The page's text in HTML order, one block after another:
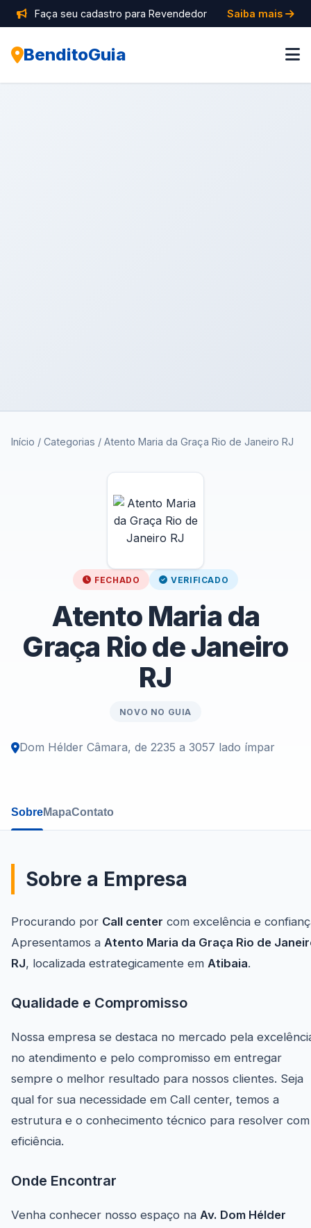
Faça seu cadastro para Revendedor Saiba mais
BenditoGuia
Início / Categorias / Atento Maria da Graça Rio de Janeiro RJ
FECHADO VERIFICADO
Atento Maria da
Graça Rio de Janeiro
RJ
NOVO NO GUIA
Dom Hélder Câmara, de 2235 a 3057 lado ímpar
SobreMapaContato
Sobre a Empresa
Procurando por Call center com excelência e
Apresentamos a Atento Maria da Graça Rio de
RJ, localizada estrategicamente em Atibaia.
Qualidade e Compromisso
Nossa empresa se destaca no mercado pela
no atendimento e pelo compromisso em entregar
sempre o melhor resultado para nossos clientes. Seja
qual for sua necessidade em Call center, temos a
estrutura e o conhecimento técnico para resolver com
eficiência.
Onde Encontrar
Venha conhecer nosso espaço na Av. Dom Hélder